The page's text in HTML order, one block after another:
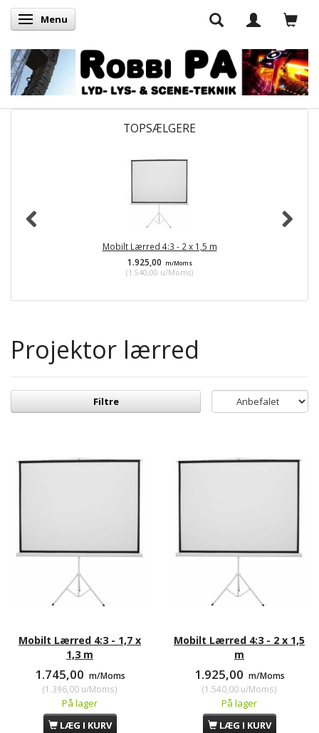
Skifte navigation
Menu
TOPSÆLGERE
Mobilt Lærred 4:3 - 2 x 1,5 m
1.925,00
m/Moms
(1.540,00 u/Moms)
Projektor lærred
Filtre
Mobilt Lærred 4:3 - 1,7 x
1,3 m
1.745,00 m/Moms
(1.396,00u/Moms)
På lager
LÆG I KURV
Mobilt Lærred 4:3 - 2 x 1,5
m
1.925,00 m/Moms
(1.540,00u/Moms)
På lager
LÆG I KURV